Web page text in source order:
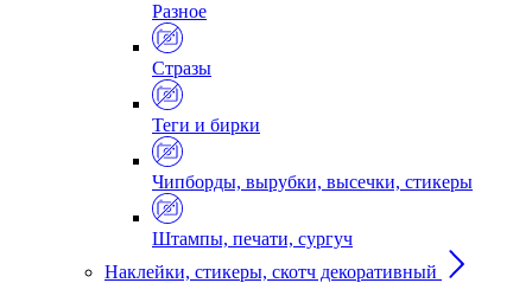
Разное
Стразы
Теги и бирки
Чипборды, вырубки, высечки, стикеры
Штампы, печати, сургуч
Наклейки, стикеры, скотч декоративный